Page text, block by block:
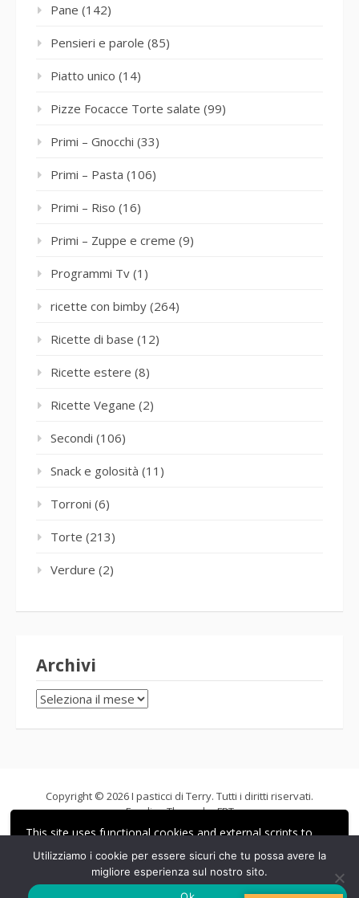
This site uses functional cookies and external scripts to
improve your experience.
LE MIE IMPOSTAZIONI
ACCETTA
Pane (142)
Pensieri e parole (85)
Piatto unico (14)
Pizze Focacce Torte salate (99)
Primi – Gnocchi (33)
Primi – Pasta (106)
Primi – Riso (16)
Primi – Zuppe e creme (9)
Programmi Tv (1)
ricette con bimby (264)
Ricette di base (12)
Ricette estere (8)
Ricette Vegane (2)
Secondi (106)
Snack e golosità (11)
Torroni (6)
Torte (213)
Verdure (2)
Archivi
Archivi
Copyright © 2026 I pasticci di Terry. Tutti i diritti riservati.
Fooding Theme byFRT
Utilizziamo i cookie per essere sicuri che tu possa avere la
migliore esperienza sul nostro sito.